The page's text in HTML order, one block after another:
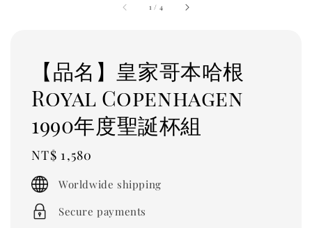
1 / 4
【品名】皇家哥本哈根
Royal Copenhagen
1990年度聖誕杯組
Regular
price
NT$ 1,580
Worldwide shipping
Secure payments